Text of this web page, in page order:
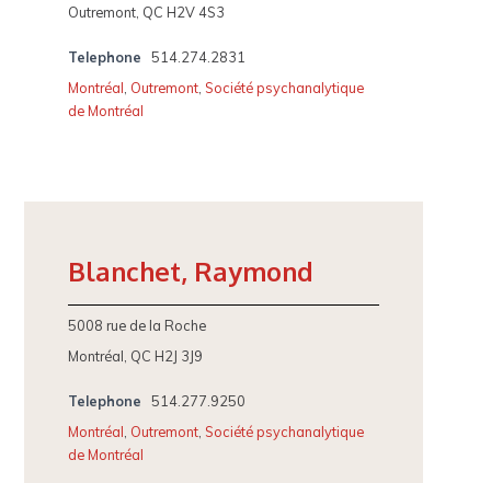
Outremont, QC H2V 4S3
Telephone
514.274.2831
Montréal, Outremont, Société psychanalytique
de Montréal
Blanchet, Raymond
5008 rue de la Roche
Montréal, QC H2J 3J9
Telephone
514.277.9250
Montréal, Outremont, Société psychanalytique
de Montréal